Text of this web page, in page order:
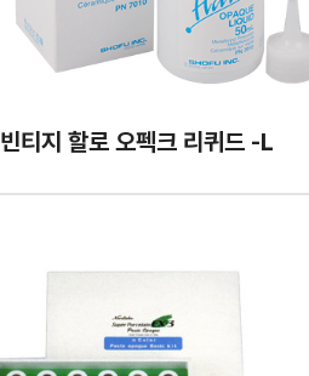
빈티지 할로 오펙크 리퀴드 -L